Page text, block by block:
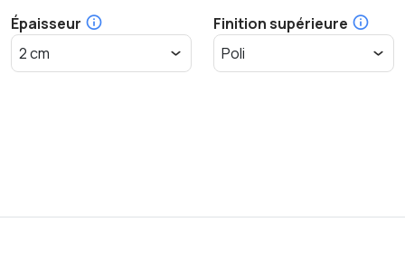
Épaisseur Finition supérieure